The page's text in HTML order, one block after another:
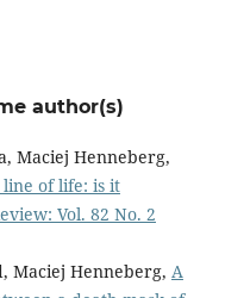
author(s)
Maciej Henneberg,
of life: is it
Vol. 82 No. 2
Maciej Henneberg, A